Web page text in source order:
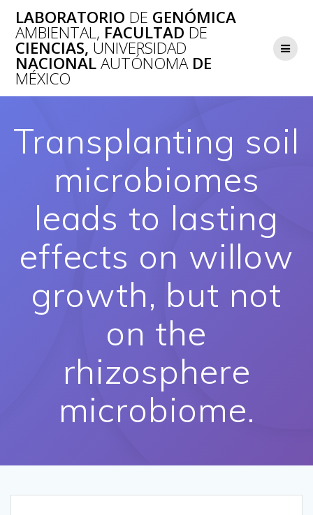
al
contenido
LABORATORIO DE GENÓMICA
AMBIENTAL, FACULTAD DE
CIENCIAS, UNIVERSIDAD
NACIONALAUTÓNOMADE
MÉXICO
Transplanting soil
microbiomes
leads to lasting
effects on willow
growth, but not
on the
rhizosphere
microbiome.